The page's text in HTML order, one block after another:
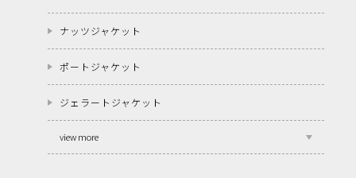
ナッツジャケット
ポートジャケット
ジェラートジャケット
view more